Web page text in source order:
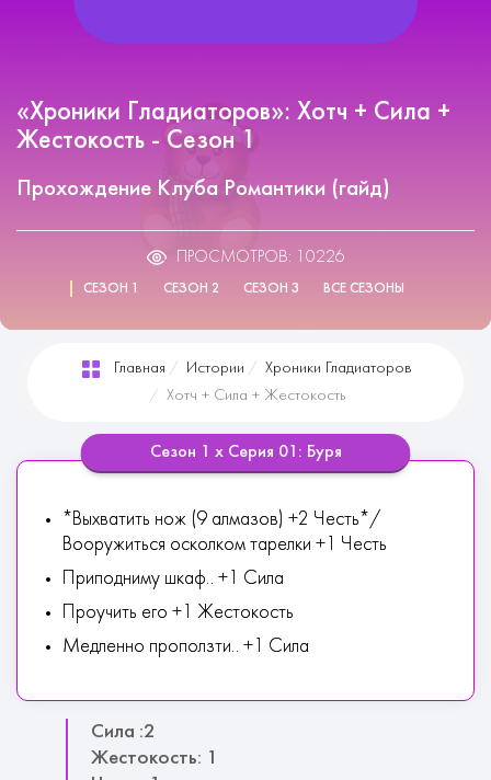
«Хроники Гладиаторов»: Хотч + Сила +
Жестокость - Сезон 1
Прохождение Клуба Романтики (гайд)
ПРОСМОТРОВ: 10226
СЕЗОН 1 СЕЗОН 2 СЕЗОН 3 ВСЕ СЕЗОНЫ
Главная Истории
Хроники Гладиаторов
Хотч + Сила + Жестокость
Сезон 1 х Серия 01: Буря
*Выхватить нож (9 алмазов) +2 Честь*/
Вооружиться осколком тарелки +1 Честь
Приподниму шкаф.. +1 Сила
Проучить его +1 Жестокость
Медленно проползти.. +1 Сила
Сила :2
Жестокость: 1